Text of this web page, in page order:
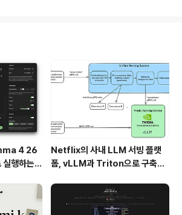
게 쇼핑할 수 있는 경험을 제
검색을 넘어, 구매까지 한 번에
가능하게 합니다. 이번 출시로
변화와 그 기대되는 영향력에
핑의 주요 기능들1. 원클릭 체크
4 26
행하는 T
Netflix의 사내 LLM 서빙 플랫
폼, vLLM과 Triton으로 구축한